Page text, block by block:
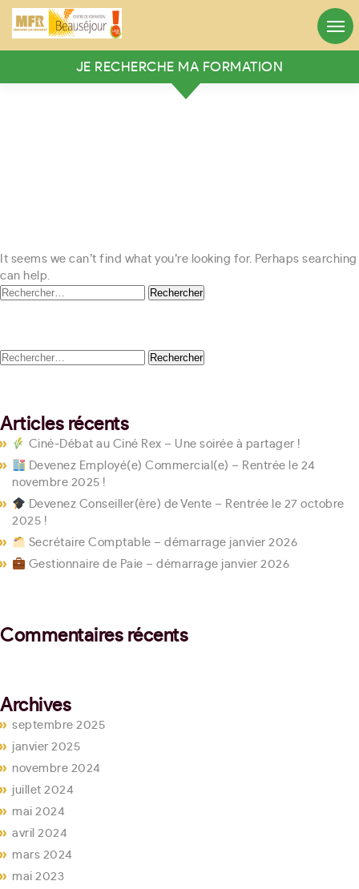
Appelez-nous
05.56.71.10.01 8h:30 - 12:30 / 13h:30 - 18h
RECHERCHER VOTRE FORMATION
JE RECHERCHE MA FORMATION
It seems we can’t find what you’re looking for. Perhaps searching
can help.
Rechercher :
Rechercher :
Articles récents
Ciné-Débat au Ciné Rex – Une soirée à partager !
Devenez Employé(e) Commercial(e) – Rentrée le 24
novembre 2025 !
Devenez Conseiller(ère) de Vente – Rentrée le 27 octobre
2025 !
Secrétaire Comptable – démarrage janvier 2026
Gestionnaire de Paie – démarrage janvier 2026
Commentaires récents
Archives
septembre 2025
janvier 2025
novembre 2024
juillet 2024
mai 2024
avril 2024
mars 2024
mai 2023